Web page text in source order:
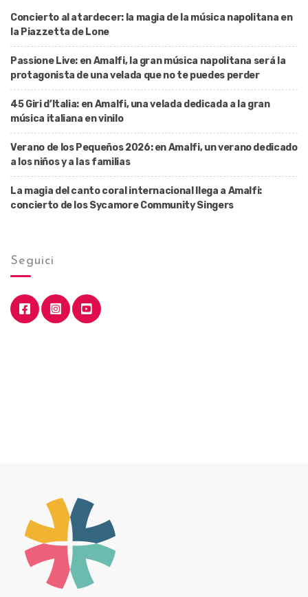
Concierto al atardecer: la magia de la música napolitana en
la Piazzetta de Lone
Passione Live: en Amalfi, la gran música napolitana será la
protagonista de una velada que no te puedes perder
45 Giri d’Italia: en Amalfi, una velada dedicada a la gran
música italiana en vinilo
Verano de los Pequeños 2026: en Amalfi, un verano dedicado
a los niños y a las familias
La magia del canto coral internacional llega a Amalfi:
concierto de los Sycamore Community Singers
Seguici